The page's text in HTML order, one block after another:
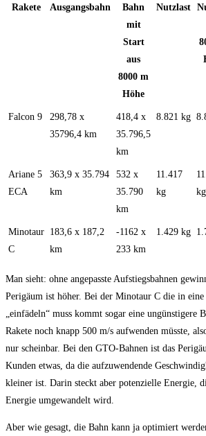
Rakete Ausgangsbahn
Bahn
mit
Start
aus
8000 m
Höhe
Nutzlast
Falcon 9
298,78 x
35796,4 km
418,4 x
35.796,5
km
8.821 kg
Ariane 5
ECA
363,9 x 35.794
km
532 x
35.790
km
11.417
kg
kg
Minotaur
C
183,6 x 187,2
km
-1162 x
233 km
1.429 kg
Man sieht: ohne angepasste Aufstiegsbahnen
Perigäum ist höher. Bei der Minotaur C die in
„einfädeln“ muss kommt sogar eine ungünstigere
Rakete noch knapp 500 m/s aufwenden müsste,
nur scheinbar. Bei den GTO-Bahnen ist das
Kunden etwas, da die aufzuwendende
kleiner ist. Darin steckt aber potenzielle Energie,
Energie umgewandelt wird.
Aber wie gesagt, die Bahn kann ja optimiert